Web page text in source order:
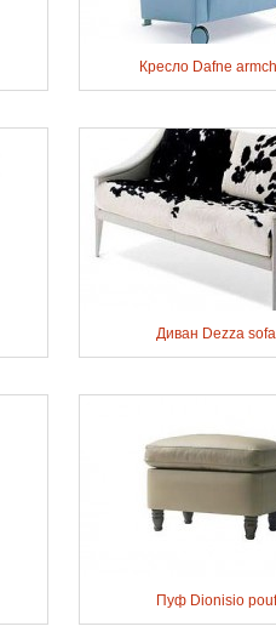
Кресло Dafne
Диван Dezza sofa
Пуф Dionisio pouf